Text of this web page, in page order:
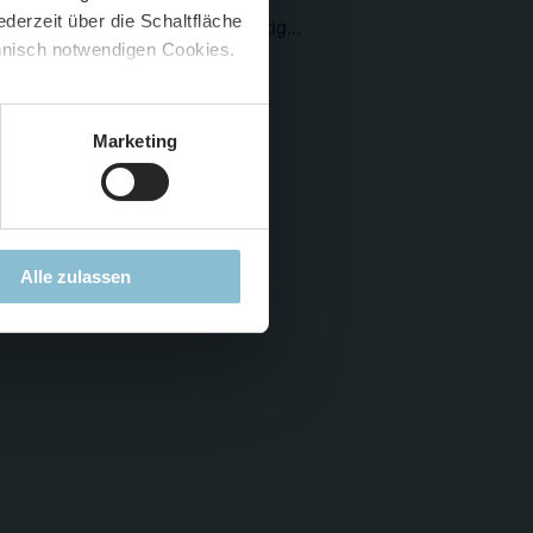
über die Schaltfläche
notwendigen Cookies.
Marketing
Alle zulassen
sehr gewöhnungsbedürftig...